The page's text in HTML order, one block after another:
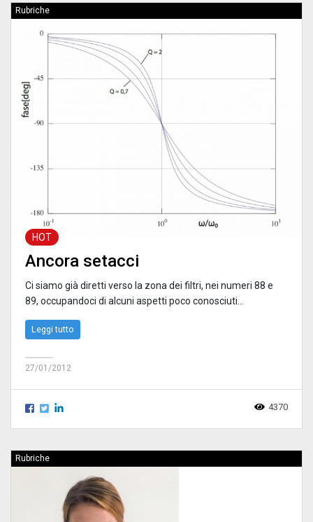
Rubriche
HOT
Ancora setacci
Ci siamo già diretti verso la zona dei filtri, nei numeri 88 e
89, occupandoci di alcuni aspetti poco conosciuti...
Leggi tutto
27/01/2012
4370
Rubriche